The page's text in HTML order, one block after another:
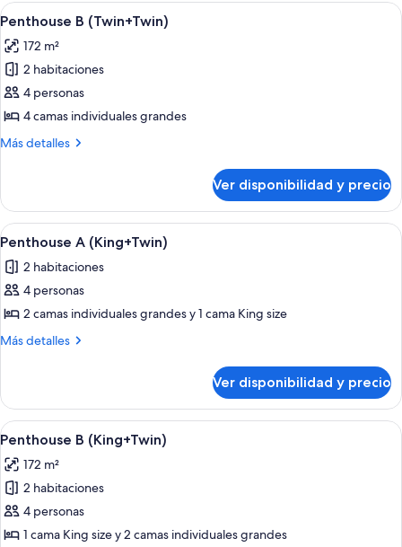
Ver
todas
las
fotos
de
Penthouse
B
Una sala de estar moderna con sofá,
5
Penthouse B (Twin+Twin)
172 m²
2 habitaciones
4 personas
4 camas individuales grandes
Más detalles
Más
B
(Twin+Twin)
Ver disponibilidad y precio
Ver
todas
las
fotos
de
Penthouse
Un balcón con sillas de mimbre y
5
Penthouse A (King+Twin)
2 habitaciones
4 personas
2 camas individuales grandes y 1 cama King size
Más detalles
Más
A
(King+Twin)
Ver disponibilidad y precio
Ver
todas
las
fotos
de
Penthouse
Un balcón con sillas de mimbre y
5
Penthouse B (King+Twin)
172 m²
2 habitaciones
4 personas
1 cama King size y 2 camas individuales grandes